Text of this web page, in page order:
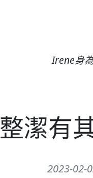
Irene身
整潔有
2023-02-